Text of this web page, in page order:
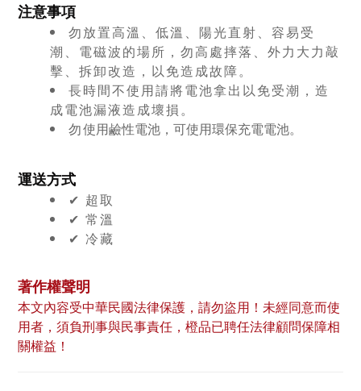
注意事項
勿放置高溫、低溫、陽光直射、容易受
潮、電磁波的場所，勿高處摔落、外力大力敲
擊、拆卸改造，以免造成故障。
長時間不使用請將電池拿出以免受潮，造
成電池漏液造成壞損。
勿使用鹼性電池，可使用環保充電電池。
運送方式
✔︎ 超取
✔︎ 常溫
✔︎ 冷藏
著作權聲明
本文內容受中華民國法律保護，請勿盜用！未經同意而使
用者，須負刑事與民事責任，橙品已聘任法律顧問保障相
關權益！